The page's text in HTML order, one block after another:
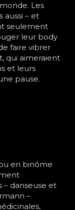
Les
aussi – et
seulement
leur body
faire vibrer
qui aimeraient
et leurs
pause.
en binôme
– danseuse et
–